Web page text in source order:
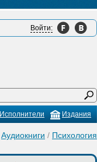
Войти:
Издания
Исполнители
Аудиокниги / Психология